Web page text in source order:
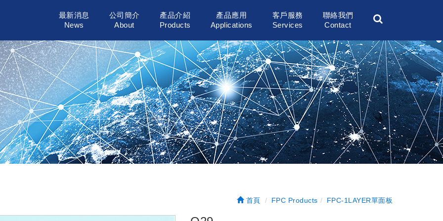
最新消息
News
公司簡介
About
產品介紹
Products
產品應用
Applications
客戶服務
Services
聯絡我們
Contact
首頁 FPC Products FPC-1LAYER單面板